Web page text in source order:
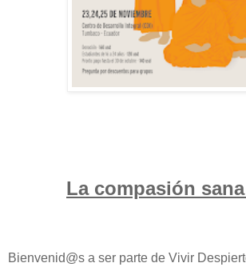
La compasión
Bienvenid@s a ser parte de Vivir